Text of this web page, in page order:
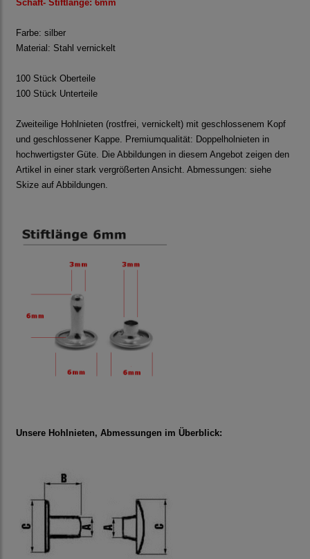
Schaft- Stiftlänge: 6mm
Farbe: silber
Material: Stahl vernickelt
100 Stück Oberteile
100 Stück Unterteile
Zweiteilige Hohlnieten (rostfrei, vernickelt) mit geschlossenem Kopf
und geschlossener Kappe. Premiumqualität: Doppelholnieten in
hochwertigster Güte. Die Abbildungen in diesem Angebot zeigen den
Artikel in einer stark vergrößerten Ansicht. Abmessungen: siehe
Skize auf Abbildungen.
Unsere Hohlnieten, Abmessungen im Überblick: